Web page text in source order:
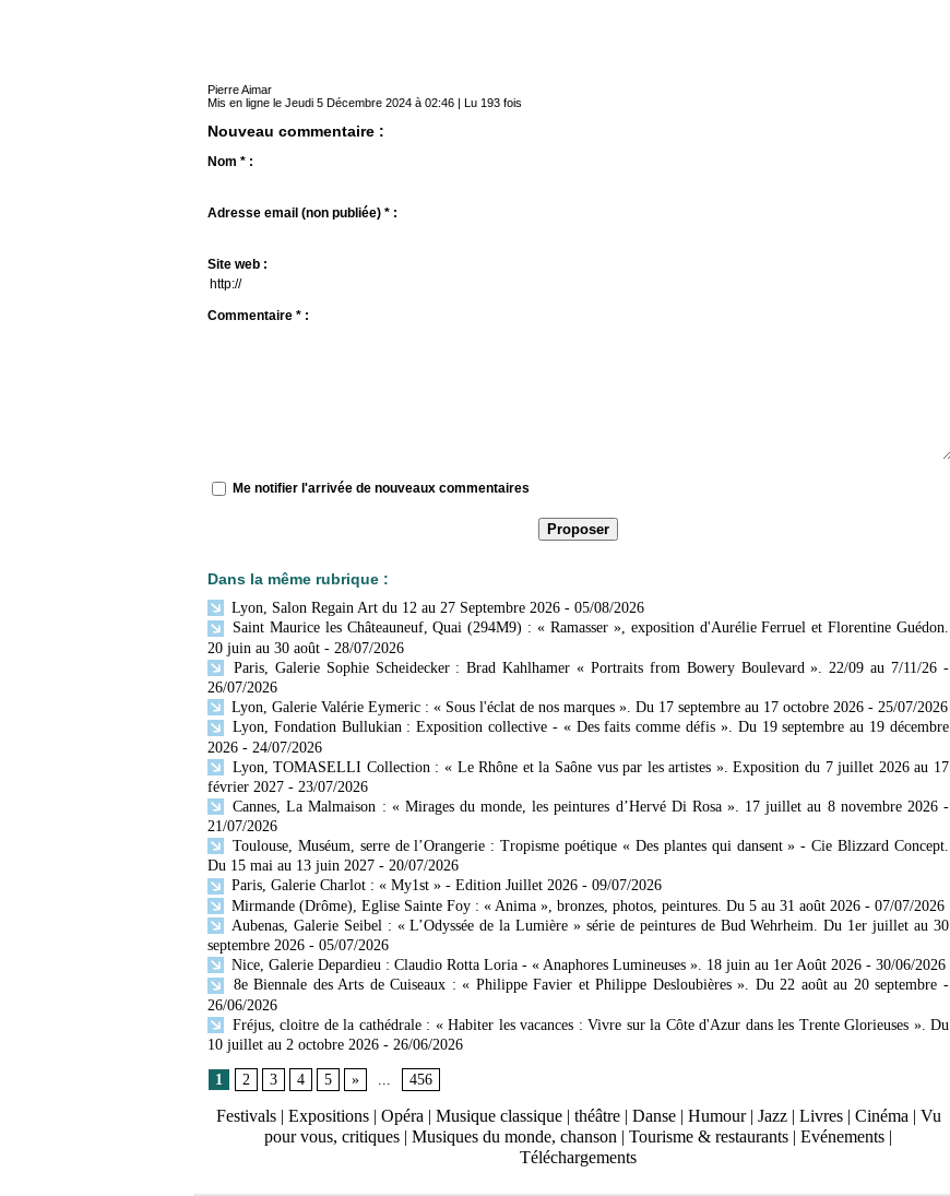
Pierre Aimar
Mis en ligne le Jeudi 5 Décembre 2024 à 02:46 | Lu 193 fois
Nouveau commentaire :
Nom * :
Adresse email (non publiée) * :
Site web :
Commentaire * :
Me notifier l'arrivée de nouveaux commentaires
Dans la même rubrique :
Lyon, Salon Regain Art du 12 au 27 Septembre 2026 - 05/08/2026
Saint Maurice les Châteauneuf, Quai (294M9) : « Ramasser », exposition d'Aurélie Ferruel et Florentine Guédon.
20 juin au 30 août - 28/07/2026
Paris, Galerie Sophie Scheidecker : Brad Kahlhamer « Portraits from Bowery Boulevard ». 22/09 au 7/11/26 -
26/07/2026
Lyon, Galerie Valérie Eymeric : « Sous l'éclat de nos marques ». Du 17 septembre au 17 octobre 2026 - 25/07/2026
Lyon, Fondation Bullukian : Exposition collective - « Des faits comme défis ». Du 19 septembre au 19 décembre
2026 - 24/07/2026
Lyon, TOMASELLI Collection : « Le Rhône et la Saône vus par les artistes ». Exposition du 7 juillet 2026 au 17
février 2027 - 23/07/2026
Cannes, La Malmaison : « Mirages du monde, les peintures d’Hervé Di Rosa ». 17 juillet au 8 novembre 2026 -
21/07/2026
Toulouse, Muséum, serre de l’Orangerie : Tropisme poétique « Des plantes qui dansent » - Cie Blizzard Concept.
Du 15 mai au 13 juin 2027 - 20/07/2026
Paris, Galerie Charlot : « My1st » - Edition Juillet 2026 - 09/07/2026
Mirmande (Drôme), Eglise Sainte Foy : « Anima », bronzes, photos, peintures. Du 5 au 31 août 2026 - 07/07/2026
Aubenas, Galerie Seibel : « L’Odyssée de la Lumière » série de peintures de Bud Wehrheim. Du 1er juillet au 30
septembre 2026 - 05/07/2026
Nice, Galerie Depardieu : Claudio Rotta Loria - « Anaphores Lumineuses ». 18 juin au 1er Août 2026 - 30/06/2026
8e Biennale des Arts de Cuiseaux : « Philippe Favier et Philippe Desloubières ». Du 22 août au 20 septembre -
26/06/2026
Fréjus, cloitre de la cathédrale : « Habiter les vacances : Vivre sur la Côte d'Azur dans les Trente Glorieuses ». Du
10 juillet au 2 octobre 2026 - 26/06/2026
1 2 3 4 5 » ... 456
Festivals | Expositions | Opéra | Musique classique | théâtre | Danse | Humour | Jazz | Livres | Cinéma | Vu
pour vous, critiques | Musiques du monde, chanson | Tourisme & restaurants | Evénements |
Téléchargements